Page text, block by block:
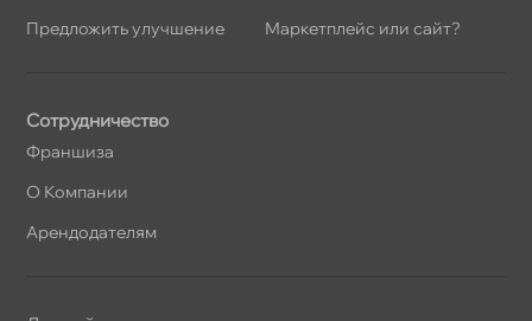
Предложить улучшение
Маркетплейс или сайт?
Сотрудничество
Франшиза
О Компании
Арендодателям